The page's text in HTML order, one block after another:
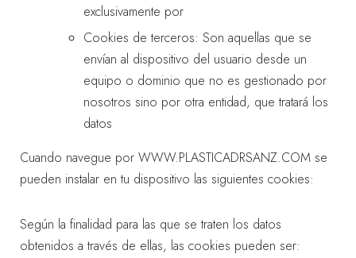
exclusivamente por
Cookies de terceros: Son aquellas que se
envían al dispositivo del usuario desde un
equipo o dominio que no es gestionado por
nosotros sino por otra entidad, que tratará los
datos
Cuando navegue por WWW.PLASTICADRSANZ.COM se
pueden instalar en tu dispositivo las siguientes cookies:
Según la finalidad para las que se traten los datos
obtenidos a través de ellas, las cookies pueden ser: